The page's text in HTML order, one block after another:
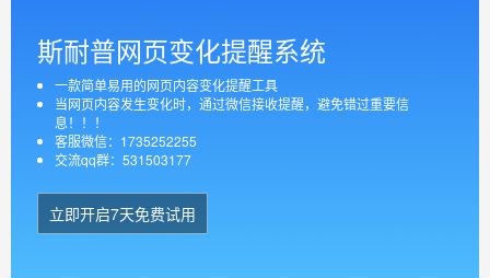
斯耐普网页变化提醒系统
一款简单易用的网页内容变化提醒工具
当网页内容发生变化时，通过微信接收提醒，避免错过重要信
息！！！
客服微信：1735252255
交流qq群：531503177
立即开启7天免费试用